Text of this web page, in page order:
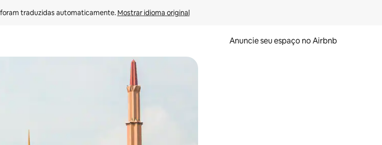
traduzidas automaticamente. Mostrar idioma original
Anuncie seu espaço no Airbnb